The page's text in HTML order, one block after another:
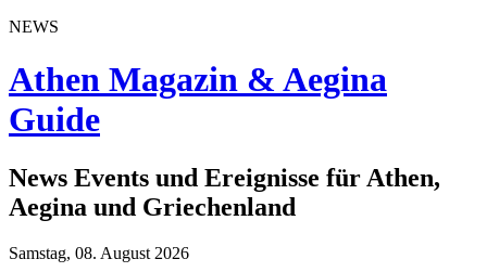
NEWS
Athen Magazin & Aegina
Guide
News Events und Ereignisse für Athen,
Aegina und Griechenland
Samstag, 08. August 2026